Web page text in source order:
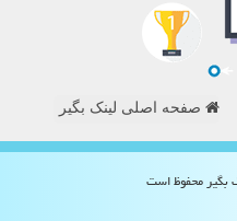
صفحه اصلی لینک بگیر